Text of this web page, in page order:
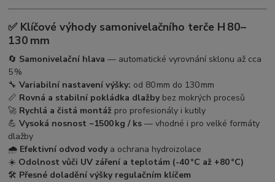
✅ Klíčové výhody samonivelačního terče H 80–
130 mm
🔄 Samonivelační hlava — automatické vyrovnání sklonu až cca
5 %
🔧Variabilní nastavení výšky: od 80 mm do 130 mm
📏 Rovná a stabilní pokládka dlažbybez mokrých procesů
🚀 Rychlá a čistá montáž pro profesionály i kutily
💪Vysoká nosnost ~1500 kg / ks — vhodné i pro velké formáty
dlažby
🌧️ Efektivní odvod vodya ochrana hydroizolace
☀️ Odolnost vůči UV záření a teplotám (-40 °C až +80 °C)
🛠️ Přesné doladění výšky regulačním klíčem